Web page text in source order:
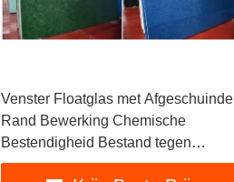
Venster Floatglas met Afgeschuinde
Rand Bewerking Chemische
Bestendigheid Bestand tegen
Chemicaliën en Corrosie